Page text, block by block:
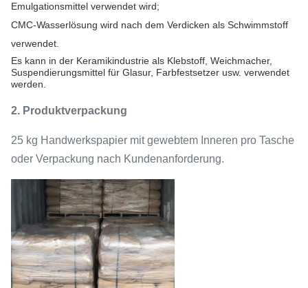
Emulgationsmittel verwendet wird;
CMC-Wasserlösung wird nach dem Verdicken als Schwimmstoff
verwendet.
Es kann in der Keramikindustrie als Klebstoff, Weichmacher,
Suspendierungsmittel für Glasur, Farbfestsetzer usw. verwendet
werden.
2. Produktverpackung
25 kg Handwerkspapier mit gewebtem Inneren pro Tasche
oder Verpackung nach Kundenanforderung.